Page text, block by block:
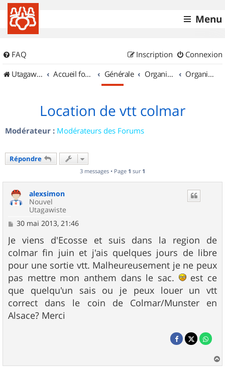
Menu
FAQ Connexion
Inscription
UtagawaVTT (Randos VTT et VTTAE avec traces GPS)
Accueil forum Générale Organisation de sorties & Recherche de partenaires Organisation de sorties en région Alsace
Location de vtt colmar
Modérateur : Modérateurs des Forums
Répondre
3 messages • Page 1 sur 1
alexsimon
Nouvel
Utagawiste
M
s
s
a
g
e
30 mai 2013, 21:46
Je viens d'Ecosse et suis dans la region de
colmar fin juin et j'ais quelques jours de libre
pour une sortie vtt. Malheureusement je ne peux
pas mettre mon anthem dans le sac.
est ce
que quelqu'un sais ou je peux louer un vtt
correct dans le coin de Colmar/Munster en
Alsace? Merci